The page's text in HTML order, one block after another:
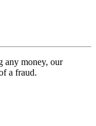
any money, our
a fraud.